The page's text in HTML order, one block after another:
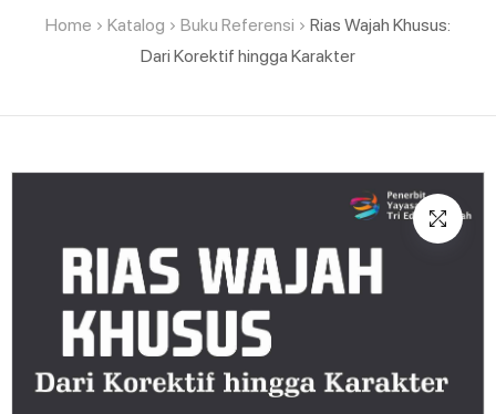
Home Katalog Buku Referensi
Rias Wajah Khusus:
Dari Korektif hingga Karakter